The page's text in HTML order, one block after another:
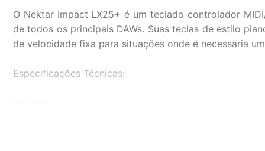
O Nektar Impact LX25+ é um teclado controlador
de todos os principais DAWs. Suas teclas de estilo
de velocidade fixa para situações onde é necessária
Especificações Técnicas: